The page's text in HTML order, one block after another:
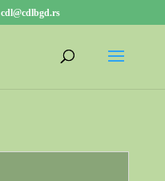
cdl@cdlbgd.rs